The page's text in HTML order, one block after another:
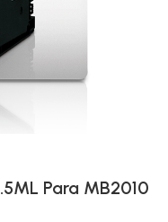
Para MB2010